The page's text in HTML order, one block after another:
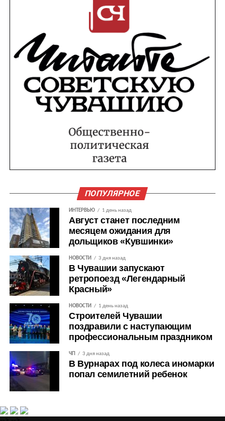
ПОПУЛЯРНОЕ
ИНТЕРВЬЮ 1 день назад
Август станет последним
месяцем ожидания для
дольщиков «Кувшинки»
НОВОСТИ 3 дня назад
В Чувашии запускают
ретропоезд «Легендарный
Красный»
НОВОСТИ 1 день назад
Строителей Чувашии
поздравили с наступающим
профессиональным праздником
ЧП 3 дня назад
В Вурнарах под колеса иномарки
попал семилетний ребенок